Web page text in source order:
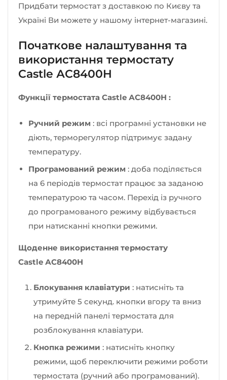
Придбати термостат з доставкою по Києву та
Україні Ви можете у нашому інтернет-магазині.
Початкове налаштування та
використання термостату
Castle АС8400H
Функції термостата Castle АС8400H :
Ручний режим : всі програмні установки не
діють, терморегулятор підтримує задану
температуру.
Програмований режим : доба поділяється
на 6 періодів термостат працює за заданою
температурою та часом. Перехід із ручного
до програмованого режиму відбувається
при натисканні кнопки режими.
Щоденне використання термостату
Castle АС8400H
Блокування клавіатури : натисніть та
утримуйте 5 секунд. кнопки вгору та вниз
на передній панелі термостата для
розблокування клавіатури.
Кнопка режими : натисніть кнопку
режими, щоб переключити режими роботи
термостата (ручний або програмований).